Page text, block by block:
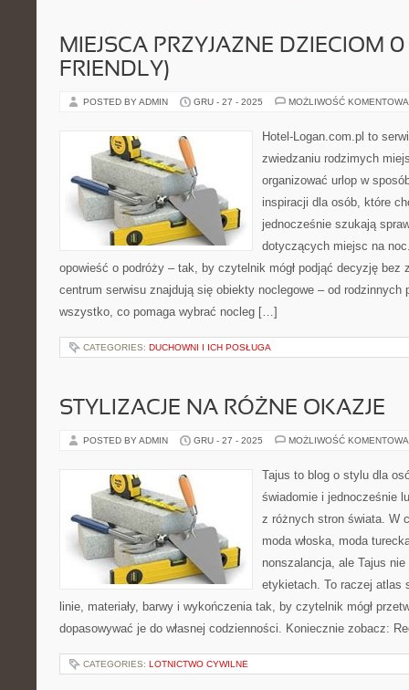
MIEJSCA PRZYJAZNE DZIECIOM
FRIENDLY)
POSTED BY ADMIN GRU - 27 - 2025 MOŻLIWOŚĆ
Hotel-Logan.com.pl to
zwiedzaniu rodzimych
organizować urlop w
inspiracji dla osób, które
jednocześnie szukają
dotyczących miejsc na
opowieść o podróży – tak, by czytelnik mógł podjąć decyzję bez
centrum serwisu znajdują się obiekty noclegowe – od
wszystko, co pomaga wybrać nocleg […]
CATEGORIES: DUCHOWNI I ICH POSŁUGA
STYLIZACJE NA RÓŻNE OKAZJE
POSTED BY ADMIN GRU - 27 - 2025 MOŻLIWOŚĆ
Tajus to blog o stylu dla
świadomie i jednocześnie
z różnych stron świata. W
moda włoska, moda
nonszalancja, ale Tajus
etykietach. To raczej atlas
linie, materiały, barwy i wykończenia tak, by czytelnik mógł
dopasowywać je do własnej codzienności. Koniecznie zobacz:
CATEGORIES: LOTNICTWO CYWILNE